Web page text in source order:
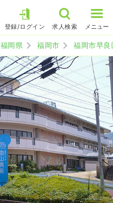
登録/ログイン 求人検索 メニュー
福岡県 福岡市 福岡市早良